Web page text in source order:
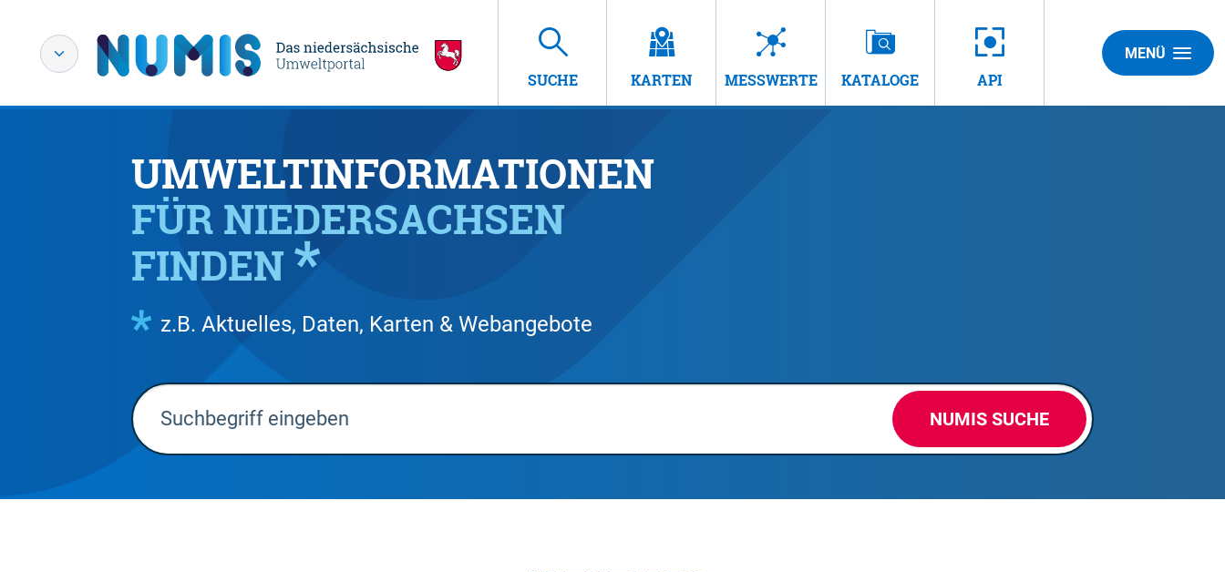
SUCHE KARTEN MESSWERTE KATALOGE API
MENÜ
UMWELTINFORMATIONEN
FÜR NIEDERSACHSEN
FINDEN
z.B. Aktuelles, Daten, Karten & Webangebote
NUMIS SUCHE